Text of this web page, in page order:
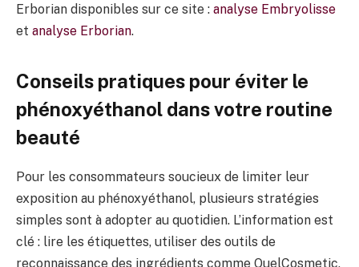
Erborian disponibles sur ce site : analyse Embryolisse
et analyse Erborian.
Conseils pratiques pour éviter le
phénoxyéthanol dans votre routine
beauté
Pour les consommateurs soucieux de limiter leur
exposition au phénoxyéthanol, plusieurs stratégies
simples sont à adopter au quotidien. L’information est
clé : lire les étiquettes, utiliser des outils de
reconnaissance des ingrédients comme QuelCosmetic,